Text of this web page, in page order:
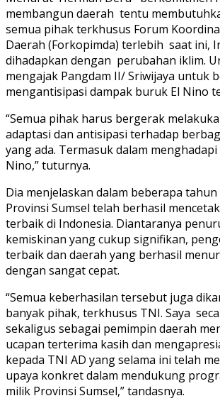
membangun daerah tentu
semua pihak terkhusus Forum
Daerah (Forkopimda) terlebih saat ini,
dihadapkan dengan perubahan iklim.
mengajak Pangdam II/ Sriwijaya untuk
mengantisipasi dampak buruk El Nino
“Semua pihak harus bergerak
adaptasi dan antisipasi terhadap
yang ada. Termasuk dalam menghadapi
Nino,” tuturnya.
Dia menjelaskan dalam beberapa
Provinsi Sumsel telah berhasil
terbaik di Indonesia. Diantaranya
kemiskinan yang cukup signifikan,
terbaik dan daerah yang berhasil
dengan sangat cepat.
“Semua keberhasilan tersebut juga
banyak pihak, terkhusus TNI. Saya
sekaligus sebagai pemimpin daerah
ucapan terterima kasih dan
kepada TNI AD yang selama ini telah
upaya konkret dalam mendukung
milik Provinsi Sumsel,” tandasnya.